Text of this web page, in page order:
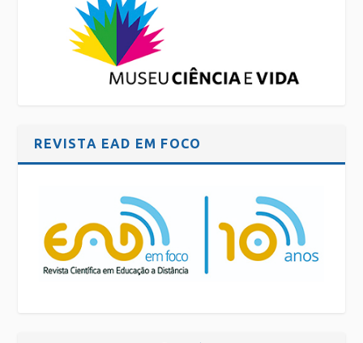
REVISTA EAD EM FOCO